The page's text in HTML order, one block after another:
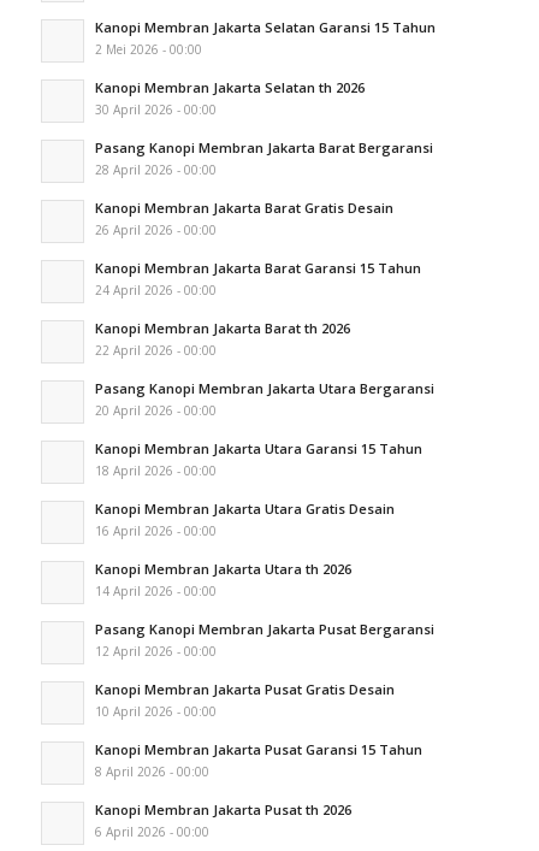
Kanopi Membran Jakarta Selatan Garansi 15 Tahun
2 Mei 2026 - 00:00
Kanopi Membran Jakarta Selatan th 2026
30 April 2026 - 00:00
Pasang Kanopi Membran Jakarta Barat Bergaransi
28 April 2026 - 00:00
Kanopi Membran Jakarta Barat Gratis Desain
26 April 2026 - 00:00
Kanopi Membran Jakarta Barat Garansi 15 Tahun
24 April 2026 - 00:00
Kanopi Membran Jakarta Barat th 2026
22 April 2026 - 00:00
Pasang Kanopi Membran Jakarta Utara Bergaransi
20 April 2026 - 00:00
Kanopi Membran Jakarta Utara Garansi 15 Tahun
18 April 2026 - 00:00
Kanopi Membran Jakarta Utara Gratis Desain
16 April 2026 - 00:00
Kanopi Membran Jakarta Utara th 2026
14 April 2026 - 00:00
Pasang Kanopi Membran Jakarta Pusat Bergaransi
12 April 2026 - 00:00
Kanopi Membran Jakarta Pusat Gratis Desain
10 April 2026 - 00:00
Kanopi Membran Jakarta Pusat Garansi 15 Tahun
8 April 2026 - 00:00
Kanopi Membran Jakarta Pusat th 2026
6 April 2026 - 00:00